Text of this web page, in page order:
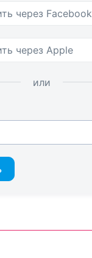
через Facebook
через Apple
или